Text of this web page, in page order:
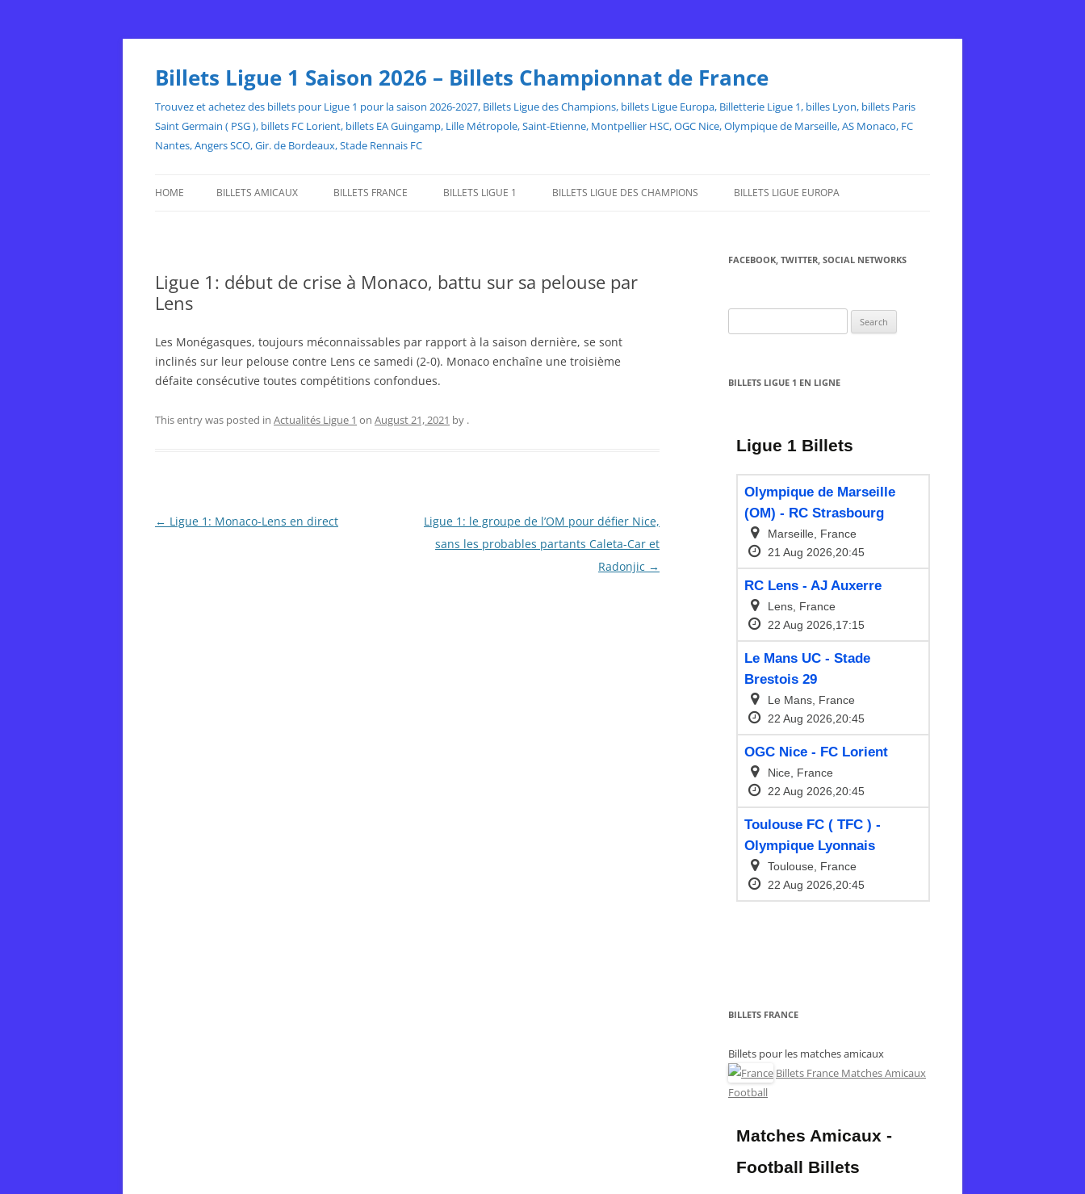
Skip
content
Billets Ligue 1 Saison 2026 – Billets Championnat de France
Trouvez et achetez des billets pour Ligue 1 pour la saison 2026-2027, Billets Ligue des Champions, billets Ligue Europa, Billetterie Ligue 1, billes Lyon, billets Paris
Saint Germain ( PSG ), billets FC Lorient, billets EA Guingamp, Lille Métropole, Saint-Etienne, Montpellier HSC, OGC Nice, Olympique de Marseille, AS Monaco, FC
Nantes, Angers SCO, Gir. de Bordeaux, Stade Rennais FC
HOME BILLETS AMICAUX BILLETS FRANCE BILLETS LIGUE 1 BILLETS LIGUE DES CHAMPIONS BILLETS LIGUE EUROPA
Ligue 1: début de crise à Monaco, battu sur sa pelouse par
Lens
Les Monégasques, toujours méconnaissables par rapport à la saison dernière, se sont
inclinés sur leur pelouse contre Lens ce samedi (2-0). Monaco enchaîne une troisième
défaite consécutive toutes compétitions confondues.
This entry was posted in Actualités Ligue 1 on August 21, 2021 by .
Post
← Ligue 1: Monaco-Lens en direct
Ligue 1: le groupe de l’OM pour défier Nice,
sans les probables partants Caleta-Car et
Radonjic →
FACEBOOK, TWITTER, SOCIAL NETWORKS
for:
BILLETS LIGUE 1 EN LIGNE
BILLETS FRANCE
Billets pour les matches amicaux
Billets France Matches Amicaux
Football